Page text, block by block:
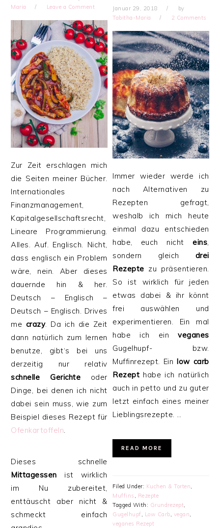
Maria
Leave a Comment
Zur Zeit erschlagen mich
die Seiten meiner Bücher.
Internationales
Finanzmanagement,
Kapitalgesellschaftsrecht,
Lineare Programmierung.
Alles. Auf. Englisch. Nicht,
dass englisch ein Problem
wäre, nein. Aber dieses
dauernde hin & her.
Deutsch – Englisch –
Deutsch – Englisch. Drives
me crazy. Da ich die Zeit
dann natürlich zum lernen
benutze, gibt‘s bei uns
derzeitig nur relativ
schnelle Gerichte oder
Dinge, bei denen ich nicht
dabei sein muss, wie zum
Beispiel dieses Rezept für
Ofenkartoffeln.
Dieses schnelle
Mittagessen ist wirklich
im Nu zubereitet,
enttäuscht aber nicht &
schmeckt einfach
Januar 29, 2018
by
Tabitha-Maria
2 Comments
Immer wieder werde ich
nach Alternativen zu
Rezepten gefragt,
weshalb ich mich heute
einmal dazu entschieden
habe, euch nichteins,
sondern gleich drei
Rezepte zu präsentieren.
So ist wirklich für jeden
etwas dabei & ihr könnt
frei auswählen und
experimentieren. Ein mal
habe ich einveganes
Gugelhupf- bzw.
Muffinrezept. Einlow carb
Rezept habe ich natürlich
auch in petto und zu guter
letzt einfach eines meiner
Lieblingsrezepte. …
READ MORE
Filed Under: Kuchen & Torten,
Muffins , Rezepte
Tagged With: Grundrezept,
Gugelhupf , Low Carb, vegan,
veganes Rezept